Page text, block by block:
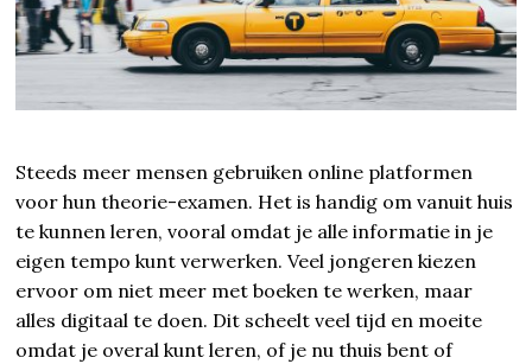
Steeds meer mensen gebruiken online platformen
voor hun theorie-examen. Het is handig om vanuit huis
te kunnen leren, vooral omdat je alle informatie in je
eigen tempo kunt verwerken. Veel jongeren kiezen
ervoor om niet meer met boeken te werken, maar
alles digitaal te doen. Dit scheelt veel tijd en moeite
omdat je overal kunt leren, of je nu thuis bent of